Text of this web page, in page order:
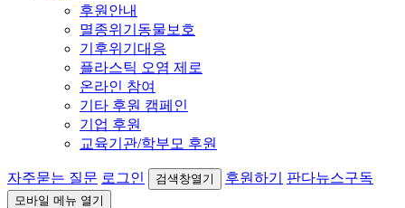
후원안내
멸종위기동물보호
기후위기대응
플라스틱 오염 제로
온라인 참여
기타 후원 캠페인
기업 후원
교육기관/학부모 후원
자주묻는 질문 로그인 검색창열기 후원하기 판다뉴스구독
모바일 메뉴 열기